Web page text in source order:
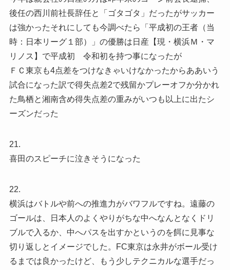
後任の西川前社長辞任と「ゴタゴタ」だったがサッカー
は強かったそれにしても今調べたら「平成初の王者（当
時：日本リーグ１部）」の優勝は日産【現・横浜Ｍ・マ
リノス】で平成初 令和初を持つ事になったが
ＦＣ東京も4点差をつけなきゃいけなかったからああいう
試合になった訳で得失点差2で残留かプレーオフか分かれ
た鳥栖と湘南含め得失点差の重みがいつも以上に出たシ
ーズンだった
21.
喜田のスピーチに泣きそうになった
22.
横浜はバトルや前への推進力がバワフルですね。遠藤の
ゴールは、日本人のよくやりがちな中へなんとなくドリ
ブルで入るか、中へパスを出すかというのを餌に見事な
切り返しとイメージでした。FC東京は永井がボール受け
るまでは良かったけど、もう少しテクニカルな選手だっ